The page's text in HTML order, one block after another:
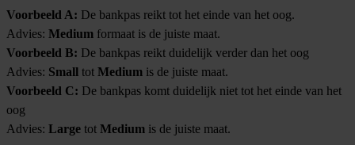
Voorbeeld A: De bankpas reikt tot het einde van het oog.
Advies: Medium formaat is de juiste maat.
Voorbeeld B: De bankpas reikt duidelijk verder dan het oog
Advies: Small tot Medium is de juiste maat.
Voorbeeld C: De bankpas komt duidelijk niet tot het einde van het
oog
Advies: Large tot Medium is de juiste maat.